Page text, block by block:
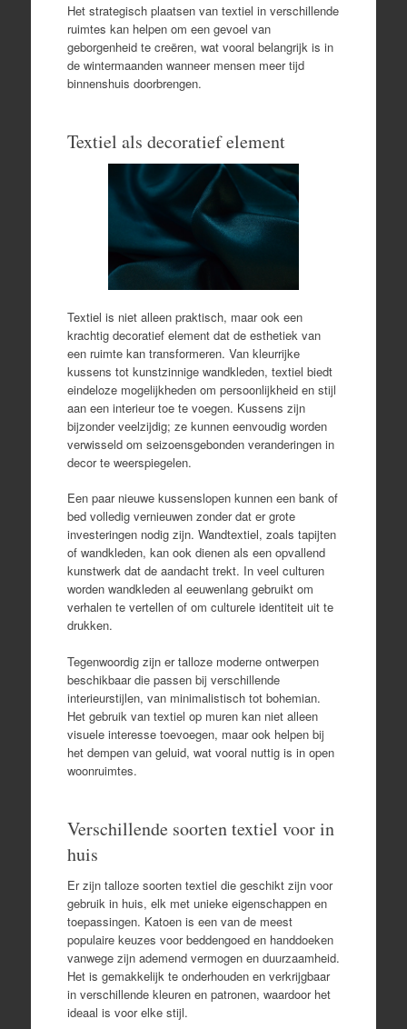
Het strategisch plaatsen van textiel in verschillende
ruimtes kan helpen om een gevoel van
geborgenheid te creëren, wat vooral belangrijk is in
de wintermaanden wanneer mensen meer tijd
binnenshuis doorbrengen.
Textiel als decoratief element
Textiel is niet alleen praktisch, maar ook een
krachtig decoratief element dat de esthetiek van
een ruimte kan transformeren. Van kleurrijke
kussens tot kunstzinnige wandkleden, textiel biedt
eindeloze mogelijkheden om persoonlijkheid en stijl
aan een interieur toe te voegen. Kussens zijn
bijzonder veelzijdig; ze kunnen eenvoudig worden
verwisseld om seizoensgebonden veranderingen in
decor te weerspiegelen.
Een paar nieuwe kussenslopen kunnen een bank of
bed volledig vernieuwen zonder dat er grote
investeringen nodig zijn. Wandtextiel, zoals tapijten
of wandkleden, kan ook dienen als een opvallend
kunstwerk dat de aandacht trekt. In veel culturen
worden wandkleden al eeuwenlang gebruikt om
verhalen te vertellen of om culturele identiteit uit te
drukken.
Tegenwoordig zijn er talloze moderne ontwerpen
beschikbaar die passen bij verschillende
interieurstijlen, van minimalistisch tot bohemian.
Het gebruik van textiel op muren kan niet alleen
visuele interesse toevoegen, maar ook helpen bij
het dempen van geluid, wat vooral nuttig is in open
woonruimtes.
Verschillende soorten textiel voor in
huis
Er zijn talloze soorten textiel die geschikt zijn voor
gebruik in huis, elk met unieke eigenschappen en
toepassingen. Katoen is een van de meest
populaire keuzes voor beddengoed en handdoeken
vanwege zijn ademend vermogen en duurzaamheid.
Het is gemakkelijk te onderhouden en verkrijgbaar
in verschillende kleuren en patronen, waardoor het
ideaal is voor elke stijl.